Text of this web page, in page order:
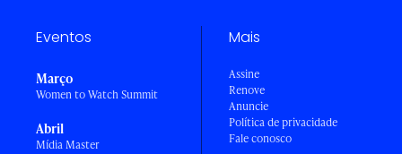
Eventos
Março
Women to Watch Summit
Abril
Mídia Master
Mais
Assine
Renove
Anuncie
Política de privacidade
Fale conosco